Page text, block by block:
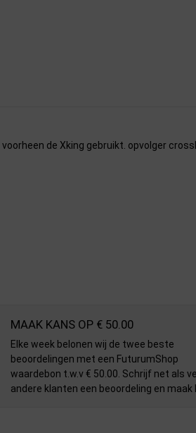
voorheen de Xking gebruikt. opvolger
MAAK KANS OP € 50.00
Elke week belonen wij de twee beste
beoordelingen met een FuturumShop
waardebon t.w.v € 50.00. Schrijf net als
andere klanten een beoordeling en maak